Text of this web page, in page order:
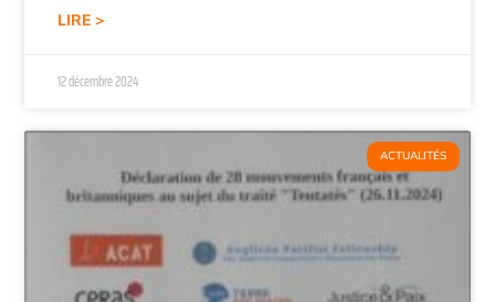
LIRE >
12 décembre 2024
ACTUALITÉS